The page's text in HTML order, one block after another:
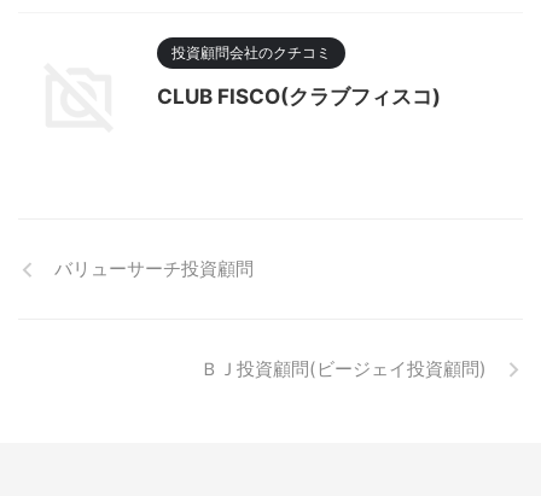
投資顧問会社のクチコミ
CLUB FISCO(クラブフィスコ)
バリューサーチ投資顧問
ＢＪ投資顧問(ビージェイ投資顧問)